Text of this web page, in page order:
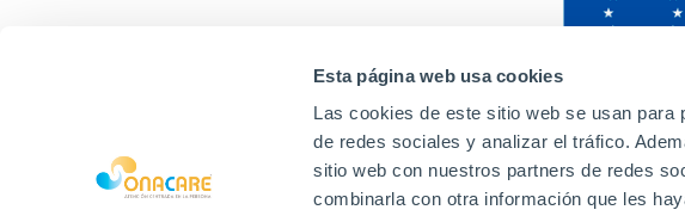
Esta página web usa cookies
Las cookies de este sitio web se usan
de redes sociales y analizar el tráfico.
sitio web con nuestros partners de redes
combinarla con otra información que les
Contacto